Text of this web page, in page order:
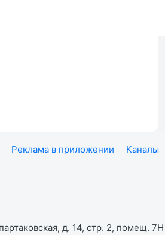
Реклама в приложении Каналы
д. 14, стр. 2, помещ. 7Н